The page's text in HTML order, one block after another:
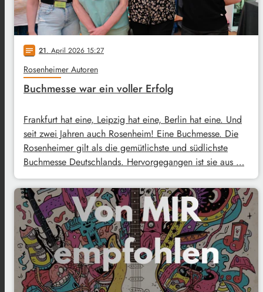
notes 21. April 2026 15:27
Rosenheimer Autoren
Buchmesse war ein voller Erfolg
Frankfurt hat eine, Leipzig hat eine, Berlin hat eine. Und
seit zwei Jahren auch Rosenheim! Eine Buchmesse. Die
Rosenheimer gilt als die gemütlichste und südlichste
Buchmesse Deutschlands. Hervorgegangen ist sie aus …